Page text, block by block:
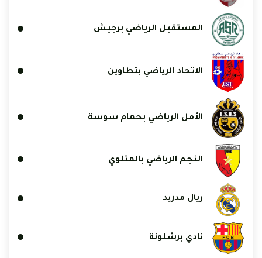
المستقبل الرياضي برجيش
الاتحاد الرياضي بتطاوين
الأمل الرياضي بحمام سوسة
النجم الرياضي بالمتلوي
ريال مدريد
نادي برشلونة